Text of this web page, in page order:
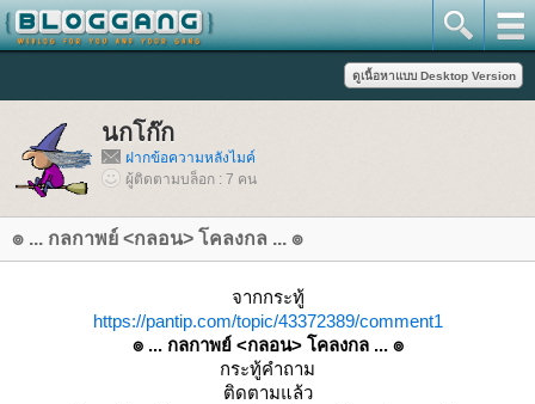
นกโก๊ก
ฝากข้อความหลังไมค์
ผู้ติดตามบล็อก : 7 คน
๏ ... กลกาพย์ <กลอน> โคลงกล ... ๏
จากกระทู้
https://pantip.com/topic/43372389/comment1
๏ ... กลกาพย์ <กลอน> โคลงกล ... ๏
กระทู้คำถาม
ติดตามแล้ว